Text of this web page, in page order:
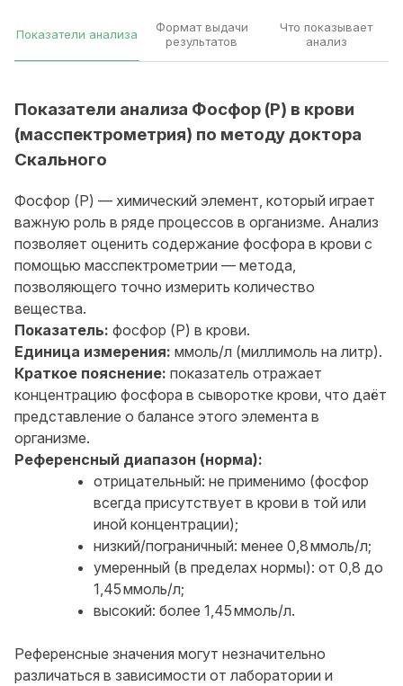
Показатели анализа
Формат выдачи
результатов
Что показывает
анализ
Показатели анализа Фосфор (P) в крови
(масспектрометрия) по методу доктора
Скального
Фосфор (P) — химический элемент, который играет
важную роль в ряде процессов в организме. Анализ
позволяет оценить содержание фосфора в крови с
помощью масспектрометрии — метода,
позволяющего точно измерить количество
вещества.
Показатель: фосфор (P) в крови.
Единица измерения: ммоль/л (миллимоль на литр).
Краткое пояснение: показатель отражает
концентрацию фосфора в сыворотке крови, что даёт
представление о балансе этого элемента в
организме.
Референсный диапазон (норма):
отрицательный: не применимо (фосфор
всегда присутствует в крови в той или
иной концентрации);
низкий/пограничный: менее 0,8 ммоль/л;
умеренный (в пределах нормы): от 0,8 до
1,45 ммоль/л;
высокий: более 1,45 ммоль/л.
Референсные значения могут незначительно
различаться в зависимости от лаборатории и